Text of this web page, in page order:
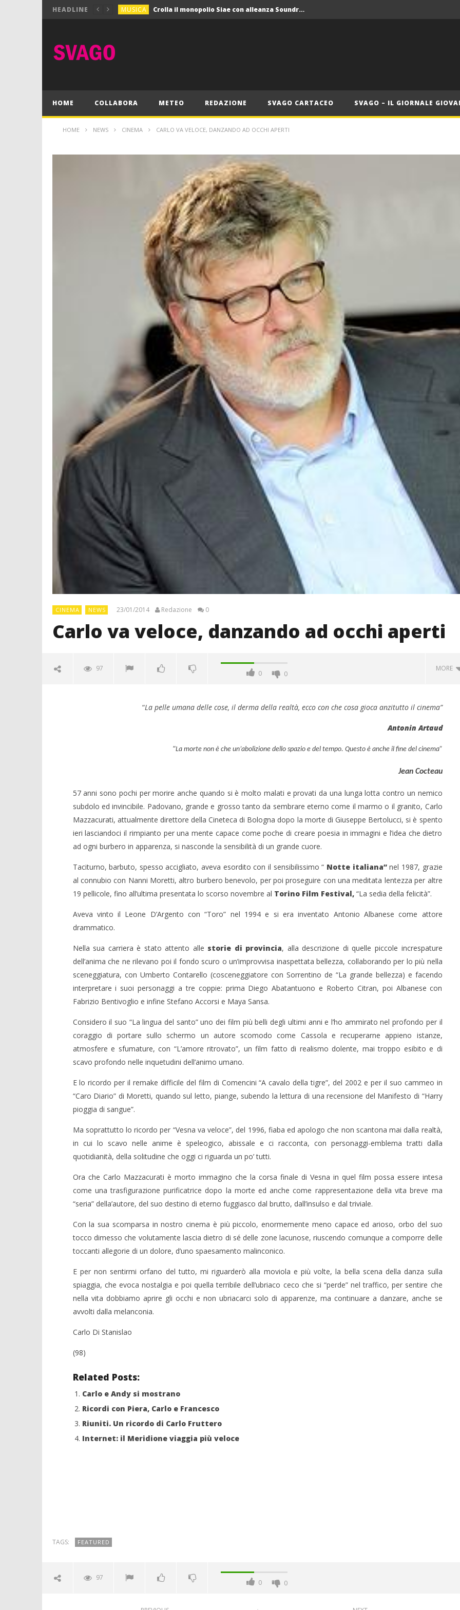
HEADLINE MUSICA Crolla il monopolio Siae con alleanza Soundreef – LEA
MUSICA Crolla il monopolio Siae con alleanza Soundreef – LEA
HOME COLLABORA METEO REDAZIONE SVAGO CARTACEO SVAGO – IL GIORNALE
HOME NEWS CINEMA CARLO VA VELOCE, DANZANDO AD OCCHI APERTI
CINEMA NEWS 23/01/2014 Redazione 0
Carlo va veloce, danzando ad occhi aperti
97
0 0
MORE
Carlo va veloce, danzando ad
occhi aperti
23/01/2014
Redazione
Crolla il monopolio Siae con
alleanza Soundreef - LEA
23/01/2014
Redazione
Pink Floyd in mostra a Roma
23/01/2014
Redazione
“La pelle umana delle cose, il derma della realtà, ecco con che cosa gioca anzitutto il cinema”
Antonin Artaud
“La morte non è che un’abolizione dello spazio e del tempo. Questo è anche il fine del cinema”
Jean Cocteau
57 anni sono pochi per morire anche quando si è molto malati e provati da una lunga lotta contro un nemico
subdolo ed invincibile. Padovano, grande e grosso tanto da sembrare eterno come il marmo o il granito, Carlo
Mazzacurati, attualmente direttore della Cineteca di Bologna dopo la morte di Giuseppe Bertolucci, si è spento
ieri lasciandoci il rimpianto per una mente capace come poche di creare poesia in immagini e l’idea che dietro
ad ogni burbero in apparenza, si nasconde la sensibilità di un grande cuore.
Taciturno, barbuto, spesso accigliato, aveva esordito con il sensibilissimo “ Notte italiana”nel 1987, grazie
al connubio con Nanni Moretti, altro burbero benevolo, per poi proseguire con una meditata lentezza per altre
19 pellicole, fino all’ultima presentata lo scorso novembre al Torino Film Festival, “La sedia della felicità”.
Aveva vinto il Leone D’Argento con “Toro” nel 1994 e si era inventato Antonio Albanese come attore
drammatico.
Nella sua carriera è stato attento alle storie di provincia, alla descrizione di quelle piccole increspature
dell’anima che ne rilevano poi il fondo scuro o un’improvvisa inaspettata bellezza, collaborando per lo più nella
sceneggiatura, con Umberto Contarello (cosceneggiatore con Sorrentino de “La grande bellezza) e facendo
interpretare i suoi personaggi a tre coppie: prima Diego Abatantuono e Roberto Citran, poi Albanese con
Fabrizio Bentivoglio e infine Stefano Accorsi e Maya Sansa.
Considero il suo “La lingua del santo” uno dei film più belli degli ultimi anni e l’ho ammirato nel profondo per il
coraggio di portare sullo schermo un autore scomodo come Cassola e recuperarne appieno istanze,
atmosfere e sfumature, con “L’amore ritrovato”, un film fatto di realismo dolente, mai troppo esibito e di
scavo profondo nelle inquetudini dell’animo umano.
E lo ricordo per il remake difficile del film di Comencini “A cavalo della tigre”, del 2002 e per il suo cammeo in
“Caro Diario” di Moretti, quando sul letto, piange, subendo la lettura di una recensione del Manifesto di “Harry
pioggia di sangue”.
Ma soprattutto lo ricordo per “Vesna va veloce”, del 1996, fiaba ed apologo che non scantona mai dalla realtà,
in cui lo scavo nelle anime è speleogico, abissale e ci racconta, con personaggi-emblema tratti dalla
quotidianità, della solitudine che oggi ci riguarda un po’ tutti.
Ora che Carlo Mazzacurati è morto immagino che la corsa finale di Vesna in quel film possa essere intesa
come una trasfigurazione purificatrice dopo la morte ed anche come rappresentazione della vita breve ma
“seria” della’autore, del suo destino di eterno fuggiasco dal brutto, dall’insulso e dal triviale.
Con la sua scomparsa in nostro cinema è più piccolo, enormemente meno capace ed arioso, orbo del suo
tocco dimesso che volutamente lascia dietro di sé delle zone lacunose, riuscendo comunque a comporre delle
toccanti allegorie di un dolore, d’uno spaesamento malinconico.
E per non sentirmi orfano del tutto, mi riguarderò alla moviola e più volte, la bella scena della danza sulla
spiaggia, che evoca nostalgia e poi quella terribile dell’ubriaco ceco che si “perde” nel traffico, per sentire che
nella vita dobbiamo aprire gli occhi e non ubriacarci solo di apparenze, ma continuare a danzare, anche se
avvolti dalla melanconia.
Carlo Di Stanislao
(98)
Related Posts:
Carlo e Andy si mostrano
Ricordi con Piera, Carlo e Francesco
Riuniti. Un ricordo di Carlo Fruttero
Internet: il Meridione viaggia più veloce
TAGS: FEATURED
97
0 0